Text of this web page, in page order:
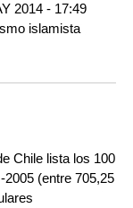
2014 - 17:49
islamista
Chile lista los 100
(entre 705,25